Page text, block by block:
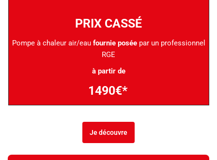
PRIX CASSÉ
Pompe à chaleur air/eau fournie poséepar un professionnel
RGE
à partir de
1490€*
Je découvre